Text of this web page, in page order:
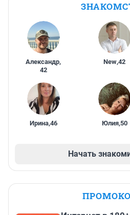
Александр,
42
New,42
Ирина,46 Юлия,50
Начать